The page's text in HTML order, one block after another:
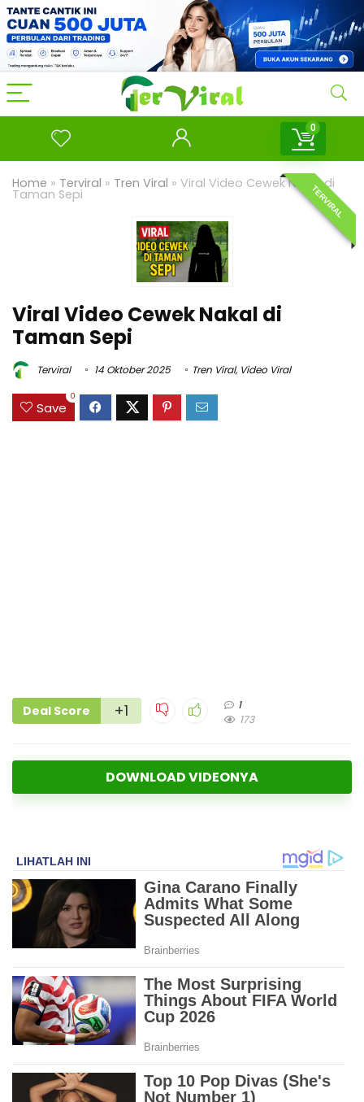
0
Home » Terviral » Tren Viral » Viral Video Cewek Nakal di
Taman Sepi TERVIRAL
Viral Video Cewek Nakal di
Taman Sepi
Terviral 14 Oktober 2025 Tren Viral, Video Viral
Save
0
Deal Score +1
1
173
DOWNLOAD VIDEONYA